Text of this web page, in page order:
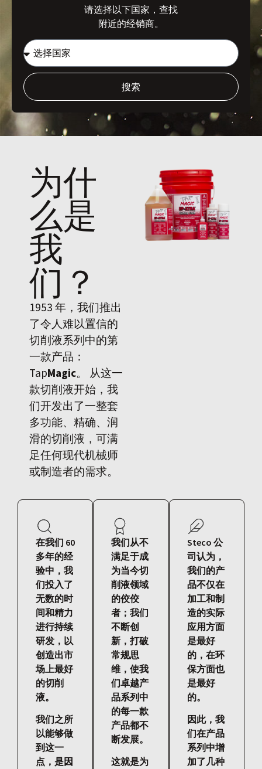
请选择以下国家，查找
附近的经销商。
搜索
为什
么是
我
们 ？
1953 年，我们推出
了令人难以置信的
切削液系列中的第
一款产品：
TapMagic。 从这一
款切削液开始，我
们开发出了一整套
多功能、精确、润
滑的切削液，可满
足任何现代机械师
或制造者的需求。
在我们 60
多年的经
验中，我
们投入了
无数的时
间和精力
进行持续
研发，以
创造出市
场上最好
的切削
液。
我们之所
以能够做
到这一
点，是因
我们从不
满足于成
为当今切
削液领域
的佼佼
者；我们
不断创
新，打破
常规思
维，使我
们卓越产
品系列中
的每一款
产品都不
断发展。
这就是为
Steco 公
司认为，
我们的产
品不仅在
加工和制
造的实际
应用方面
是最好
的，在环
保方面也
是最好
的。
因此，我
们在产品
系列中增
加了几种